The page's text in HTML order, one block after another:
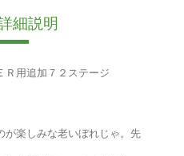
細説明
用追加７２ステージ
楽しみな老いぼれじゃ。先